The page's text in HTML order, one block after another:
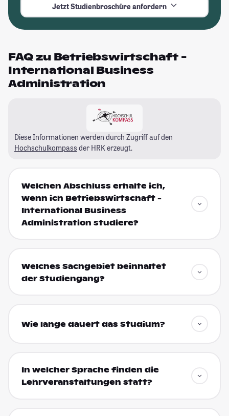
Jetzt Studienbroschüre anfordern
FAQ zu Betriebswirtschaft -
International Business
Administration
Diese Informationen werden durch Zugriff auf den
Hochschulkompass der HRK erzeugt.
Welchen Abschluss erhalte ich,
wenn ich Betriebswirtschaft -
International Business
Administration studiere?
Welches Sachgebiet beinhaltet
der Studiengang?
Wie lange dauert das Studium?
In welcher Sprache finden die
Lehrveranstaltungen statt?